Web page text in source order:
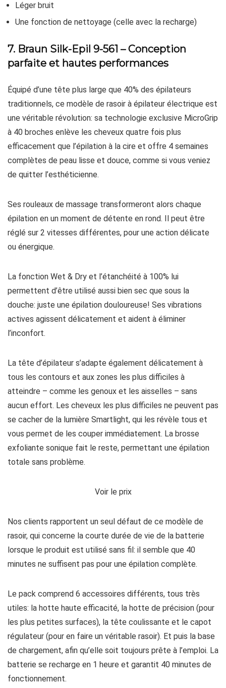
Léger bruit
Une fonction de nettoyage (celle avec la recharge)
7. Braun Silk-Epil 9-561 – Conception
parfaite et hautes performances
Équipé d’une tête plus large que 40% des épilateurs
traditionnels, ce modèle de rasoir à épilateur électrique est
une véritable révolution: sa technologie exclusive MicroGrip
à 40 broches enlève les cheveux quatre fois plus
efficacement que l’épilation à la cire et offre 4 semaines
complètes de peau lisse et douce, comme si vous veniez
de quitter l’esthéticienne.
Ses rouleaux de massage transformeront alors chaque
épilation en un moment de détente en rond. Il peut être
réglé sur 2 vitesses différentes, pour une action délicate
ou énergique.
La fonction Wet & Dry et l’étanchéité à 100% lui
permettent d’être utilisé aussi bien sec que sous la
douche: juste une épilation douloureuse! Ses vibrations
actives agissent délicatement et aident à éliminer
l’inconfort.
La tête d’épilateur s’adapte également délicatement à
tous les contours et aux zones les plus difficiles à
atteindre – comme les genoux et les aisselles – sans
aucun effort. Les cheveux les plus difficiles ne peuvent pas
se cacher de la lumière Smartlight, qui les révèle tous et
vous permet de les couper immédiatement. La brosse
exfoliante sonique fait le reste, permettant une épilation
totale sans problème.
Voir le prix
Nos clients rapportent un seul défaut de ce modèle de
rasoir, qui concerne la courte durée de vie de la batterie
lorsque le produit est utilisé sans fil: il semble que 40
minutes ne suffisent pas pour une épilation complète.
Le pack comprend 6 accessoires différents, tous très
utiles: la hotte haute efficacité, la hotte de précision (pour
les plus petites surfaces), la tête coulissante et le capot
régulateur (pour en faire un véritable rasoir). Et puis la base
de chargement, afin qu’elle soit toujours prête à l’emploi. La
batterie se recharge en 1 heure et garantit 40 minutes de
fonctionnement.